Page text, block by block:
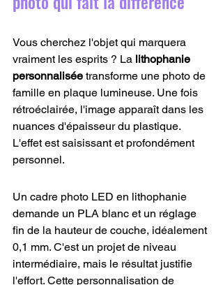
Vous cherchez l'objet qui marquera
vraiment les esprits ? La lithophanie
personnalisée transforme une photo de
famille en plaque lumineuse. Une fois
rétroéclairée, l'image apparaît dans les
nuances d'épaisseur du plastique.
L'effet est saisissant et profondément
personnel.
Un cadre photo LED en lithophanie
demande un PLA blanc et un réglage
fin de la hauteur de couche, idéalement
0,1 mm. C'est un projet de niveau
intermédiaire, mais le résultat justifie
l'effort. Cette personnalisation de